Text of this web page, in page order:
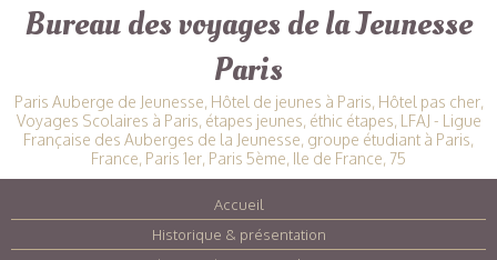
Bureau des voyages de la Jeunesse
Paris
Paris Auberge de Jeunesse, Hôtel de jeunes à Paris, Hôtel pas cher,
Voyages Scolaires à Paris, étapes jeunes, éthic étapes, LFAJ - Ligue
Française des Auberges de la Jeunesse, groupe étudiant à Paris,
France, Paris 1er, Paris 5ème, Ile de France, 75
Accueil
Historique & présentation